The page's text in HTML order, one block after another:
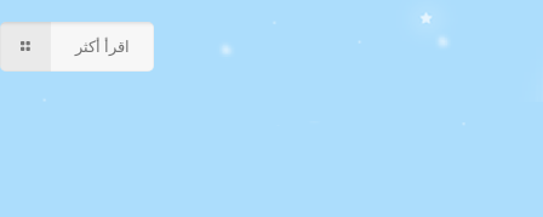
اقرأ أكثر